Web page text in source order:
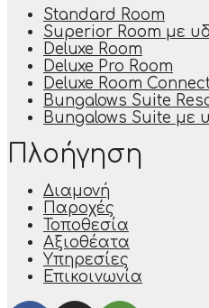
Standard Room
Superior Room με
Deluxe Room
Deluxe Pro Room
Deluxe Room
Bungalows Suite
Bungalows Suite με
Πλοήγηση
Διαμονή
Παροχές
Τοποθεσία
Αξιοθέατα
Υπηρεσίες
Επικοινωνία